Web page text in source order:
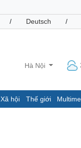
/ Deutsch /
Hà Nội
Xã hội Thế giới